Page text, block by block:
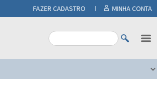
FAZER CADASTRO MINHA CONTA